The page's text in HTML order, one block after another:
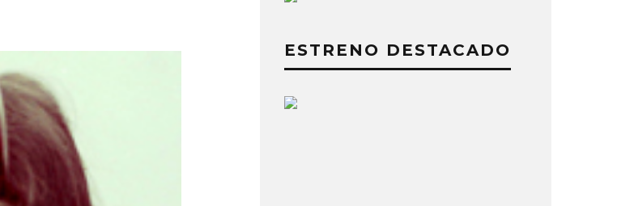
ESTRENO DESTACADO